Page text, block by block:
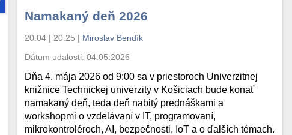
Namakaný deň 2026
20.04 | 20:25 | Miroslav Bendík
Dátum udalosti:04.05.2026
Dňa 4. mája 2026 od 9:00 sa v priestoroch Univerzitnej
knižnice Technickej univerzity v Košiciach bude konať
namakaný deň, teda deň nabitý prednáškami a
workshopmi o vzdelávaní v IT, programovaní,
mikrokontroléroch, AI, bezpečnosti, IoT a o ďalších témach.